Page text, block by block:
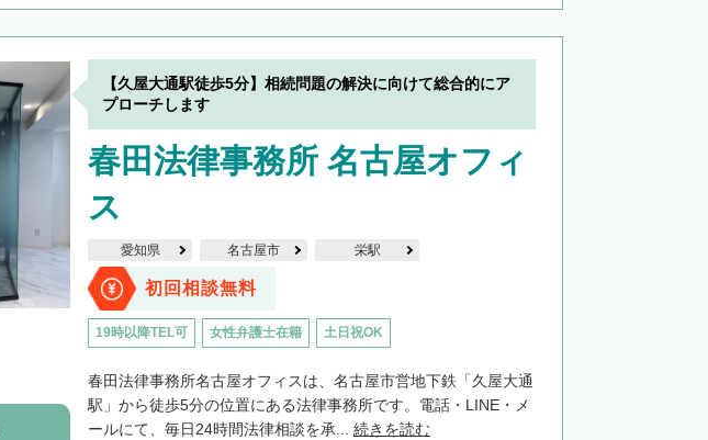
【久屋大通駅徒歩5分】相続問題の解決に向けて総合的にア
プローチします
春田法律事務所 名古屋オフィ
ス
愛知県 名古屋市 栄駅
初回相談無料
19時以降TEL可 女性弁護士在籍 土日祝OK
春田法律事務所名古屋オフィスは、名古屋市営地下鉄「久屋大通
駅」から徒歩5分の位置にある法律事務所です。電話・LINE・メ
ールにて、毎日24時間法律相談を承... 続きを読む